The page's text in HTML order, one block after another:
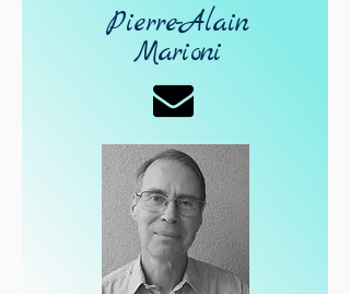
Pierre-Alain
Marioni